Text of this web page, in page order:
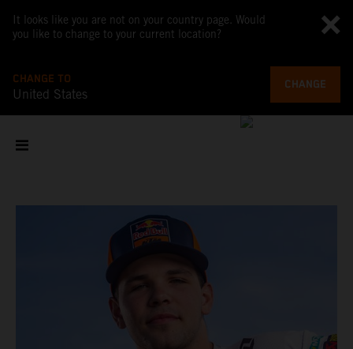
It looks like you are not on your country page. Would
you like to change to your current location?
CHANGE TO
United States
CHANGE